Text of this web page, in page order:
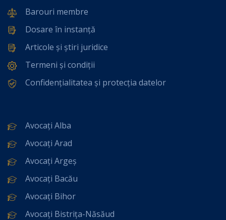
Barouri membre
Dosare în instanță
Articole și știri juridice
Termeni și condiții
Confidențialitatea și protecția datelor
Avocați Alba
Avocați Arad
Avocați Argeș
Avocați Bacău
Avocați Bihor
Avocați Bistrița-Năsăud